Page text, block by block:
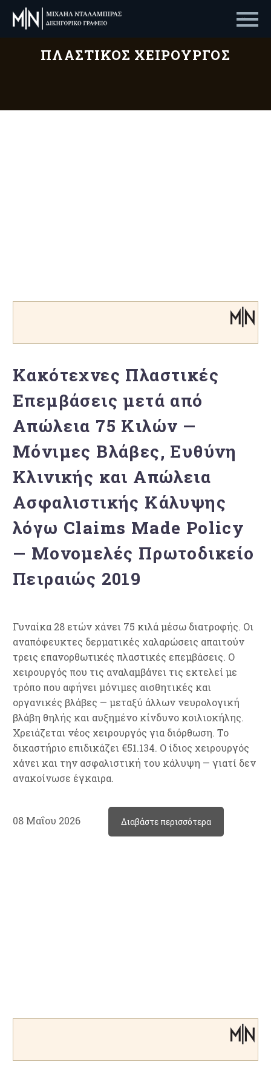
Primary Menu
ΠΛΑΣΤΙΚΌΣ ΧΕΙΡΟΥΡΓΌΣ
Κακότεχνες Πλαστικές
Επεμβάσεις μετά από
Απώλεια 75 Κιλών —
Μόνιμες Βλάβες, Ευθύνη
Κλινικής και Απώλεια
Ασφαλιστικής Κάλυψης
λόγω Claims Made Policy
— Μονομελές Πρωτοδικείο
Πειραιώς 2019
Γυναίκα 28 ετών χάνει 75 κιλά μέσω διατροφής. Οι
αναπόφευκτες δερματικές χαλαρώσεις απαιτούν
τρεις επανορθωτικές πλαστικές επεμβάσεις. Ο
χειρουργός που τις αναλαμβάνει τις εκτελεί με
τρόπο που αφήνει μόνιμες αισθητικές και
οργανικές βλάβες — μεταξύ άλλων νευρολογική
βλάβη θηλής και αυξημένο κίνδυνο κοιλιοκήλης.
Χρειάζεται νέος χειρουργός για διόρθωση. Το
δικαστήριο επιδικάζει €51.134. Ο ίδιος χειρουργός
χάνει και την ασφαλιστική του κάλυψη — γιατί δεν
ανακοίνωσε έγκαιρα.
08 Μαΐου 2026 Διαβάστε περισσότερα